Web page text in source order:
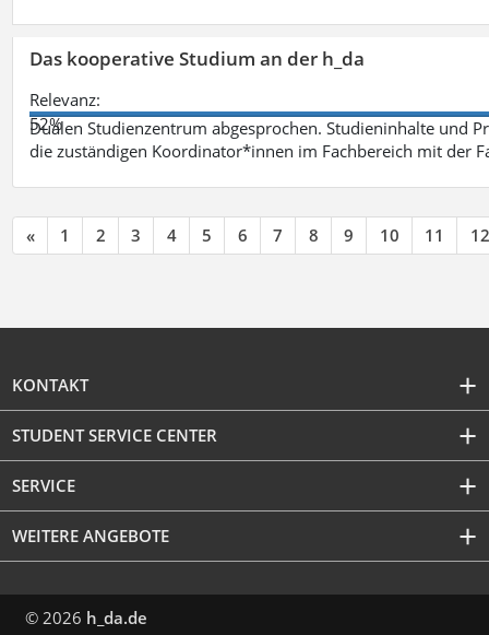
Das kooperative Studium an der h_da
Relevanz:
52%
Dualen Studienzentrum abgesprochen. Studieninhalte und
die zuständigen Koordinator*innen im Fachbereich mit der
« 1 2 3 4 5 6 7 8 9 10 11 12
KONTAKT
STUDENT SERVICE CENTER
SERVICE
WEITERE ANGEBOTE
© 2026 h_da.de